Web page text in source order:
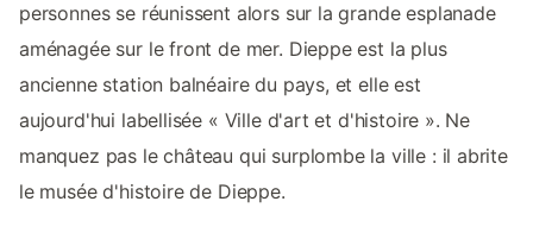
personnes se réunissent alors sur la grande esplanade
aménagée sur le front de mer. Dieppe est la plus
ancienne station balnéaire du pays, et elle est
aujourd'hui labellisée « Ville d'art et d'histoire ». Ne
manquez pas le château qui surplombe la ville : il abrite
le musée d'histoire de Dieppe.